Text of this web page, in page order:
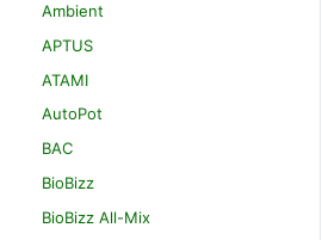
Ambient
APTUS
ATAMI
AutoPot
BAC
BioBizz
BioBizz All-Mix